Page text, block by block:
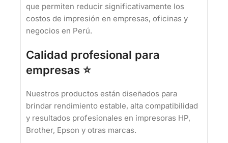
que permiten reducir significativamente los
costos de impresión en empresas, oficinas y
negocios en Perú.
Calidad profesional para
empresas ⭐
Nuestros productos están diseñados para
brindar rendimiento estable, alta compatibilidad
y resultados profesionales en impresoras HP,
Brother, Epson y otras marcas.